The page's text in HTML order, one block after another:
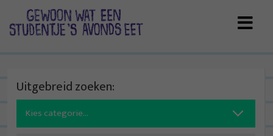
Uitgebreid zoeken:
Search
for: